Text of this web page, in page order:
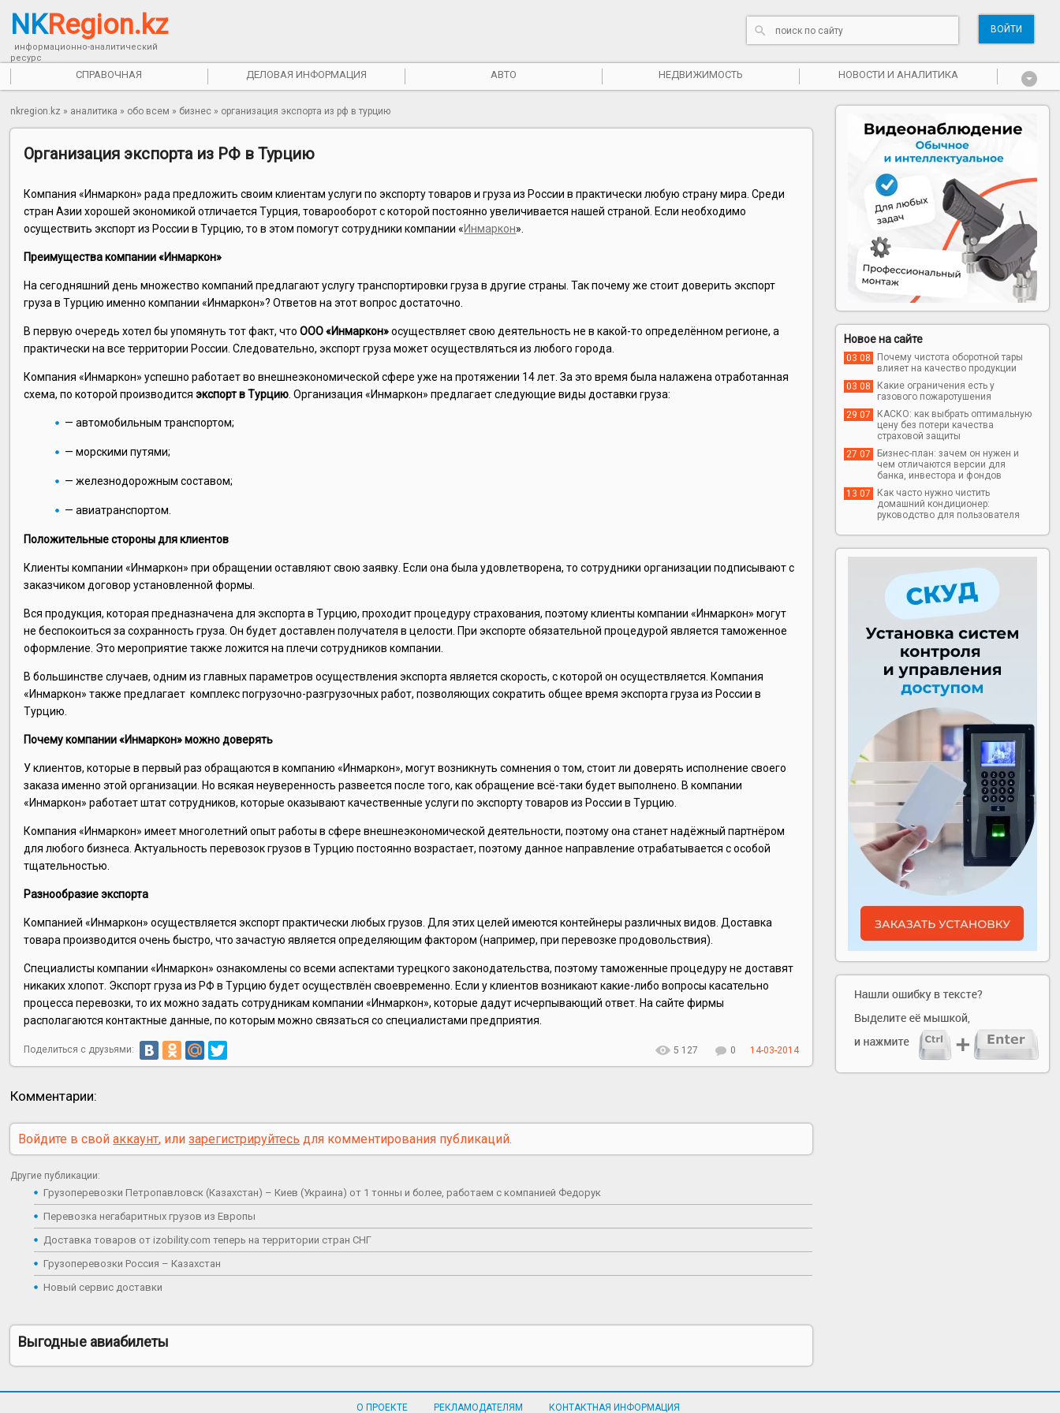
NKRegion.kz
информационно-аналитический
ресурс
ВОЙТИ
СПРАВОЧНАЯ ДЕЛОВАЯ ИНФОРМАЦИЯ АВТО НЕДВИЖИМОСТЬ НОВОСТИ И АНАЛИТИКА
nkregion.kz » аналитика » обо всем » бизнес » организация экспорта из рф в турцию
Организация экспорта из РФ в Турцию
Компания «Инмаркон» рада предложить своим клиентам услуги по экспорту товаров и груза из России в практически любую страну мира. Среди
стран Азии хорошей экономикой отличается Турция, товарооборот с которой постоянно увеличивается нашей страной. Если необходимо
осуществить экспорт из России в Турцию, то в этом помогут сотрудники компании «Инмаркон».
Преимущества компании «Инмаркон»
На сегодняшний день множество компаний предлагают услугу транспортировки груза в другие страны. Так почему же стоит доверить экспорт
груза в Турцию именно компании «Инмаркон»? Ответов на этот вопрос достаточно.
В первую очередь хотел бы упомянуть тот факт, чтоООО «Инмаркон»осуществляет свою деятельность не в какой-то определённом регионе, а
практически на все территории России. Следовательно, экспорт груза может осуществляться из любого города.
Компания «Инмаркон» успешно работает во внешнеэкономической сфере уже на протяжении 14 лет. За это время была налажена отработанная
схема, по которой производитсяэкспорт в Турцию . Организация «Инмаркон» предлагает следующие виды доставки груза:
— автомобильным транспортом;
— морскими путями;
— железнодорожным составом;
— авиатранспортом.
Положительные стороны для клиентов
Клиенты компании «Инмаркон» при обращении оставляют свою заявку. Если она была удовлетворена, то сотрудники организации подписывают с
заказчиком договор установленной формы.
Вся продукция, которая предназначена для экспорта в Турцию, проходит процедуру страхования, поэтому клиенты компании «Инмаркон» могут
не беспокоиться за сохранность груза. Он будет доставлен получателя в целости. При экспорте обязательной процедурой является таможенное
оформление. Это мероприятие также ложится на плечи сотрудников компании.
В большинстве случаев, одним из главных параметров осуществления экспорта является скорость, с которой он осуществляется. Компания
«Инмаркон» также предлагает комплекс погрузочно-разгрузочных работ, позволяющих сократить общее время экспорта груза из России в
Турцию.
Почему компании «Инмаркон» можно доверять
У клиентов, которые в первый раз обращаются в компанию «Инмаркон», могут возникнуть сомнения о том, стоит ли доверять исполнение своего
заказа именно этой организации. Но всякая неуверенность развеется после того, как обращение всё-таки будет выполнено. В компании
«Инмаркон» работает штат сотрудников, которые оказывают качественные услуги по экспорту товаров из России в Турцию.
Компания «Инмаркон» имеет многолетний опыт работы в сфере внешнеэкономической деятельности, поэтому она станет надёжный партнёром
для любого бизнеса. Актуальность перевозок грузов в Турцию постоянно возрастает, поэтому данное направление отрабатывается с особой
тщательностью.
Разнообразие экспорта
Компанией «Инмаркон» осуществляется экспорт практически любых грузов. Для этих целей имеются контейнеры различных видов. Доставка
товара производится очень быстро, что зачастую является определяющим фактором (например, при перевозке продовольствия).
Специалисты компании «Инмаркон» ознакомлены со всеми аспектами турецкого законодательства, поэтому таможенные процедуру не доставят
никаких хлопот. Экспорт груза из РФ в Турцию будет осуществлён своевременно. Если у клиентов возникают какие-либо вопросы касательно
процесса перевозки, то их можно задать сотрудникам компании «Инмаркон», которые дадут исчерпывающий ответ. На сайте фирмы
располагаются контактные данные, по которым можно связаться со специалистами предприятия.
Поделиться с друзьями: 5 127 0 14-03-2014
Комментарии:
Войдите в свойаккаунт, илизарегистрируйтесь для комментирования публикаций.
Другие публикации:
Грузоперевозки Петропавловск (Казахстан) – Киев (Украина) от 1 тонны и более, работаем с компанией Федорук
Перевозка негабаритных грузов из Европы
Доставка товаров от izobility.com теперь на территории стран СНГ
Грузоперевозки Россия – Казахстан
Новый сервис доставки
Выгодные авиабилеты
Новое на сайте
03 08
Почему чистота оборотной тары
влияет на качество продукции
03 08
Какие ограничения есть у
газового пожаротушения
29 07
КАСКО: как выбрать оптимальную
цену без потери качества
страховой защиты
27 07
Бизнес-план: зачем он нужен и
чем отличаются версии для
банка, инвестора и фондов
13 07
Как часто нужно чистить
домашний кондиционер:
руководство для пользователя
О ПРОЕКТЕ РЕКЛАМОДАТЕЛЯМ КОНТАКТНАЯ ИНФОРМАЦИЯ